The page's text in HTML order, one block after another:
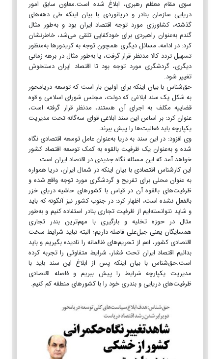
سوی مقام معظم رهبری، ابلاغ شده است.معاون سابق امور
دریایی سازمان بنادر و دریانوردی با بیان اینکه طی دهه‌های
گذشته، کشاورزی مورد توجه اقتصاد ایران بود و به‌طور مثال
گندم به‌عنوان راهبردی برای خودکفایی تلقی می‌شد، خاطرنشان
کرد: در ادامه، مسائل دیگری همچون توجه به کریدورها به‌منظور
تسهیل تردد کالا مدنظر قرار گرفت، یا به‌طور مثال در برهه‌ زمانی
دیگری، گردشگری مورد توجه بود تا اقتصاد ایران دستخوش
تغییر شود.
حق‌شناس با بیان اینکه برای اولین بار است که توسعه دریامحور
به شکل یک سند ابلاغی که دولت، مجلس شورای اسلامی و قوه
قضاییه مکلف به اجرای آن هستند، مدنظر قرار گرفته است،
عنوان کرد: بر اساس این سند ابلاغی قوای سه‌گانه تحت مدیریت
یکپارچه باید فعالیت‌ها را پیش ببرند.
وی افزود: در این سند به دریا به‌عنوان عامل توسعه اقتصادی نگاه
شده و به‌عنوان یک ظرفیت بالقوه به کمک توسعه اقتصاد کشور
خواهد آمد که این مسئله نگاه جدیدی در اقتصاد ایران است.
این کارشناس اقتصادی با بیان اینکه در شمال ایران، دریا همواره
به عنوان محلی برای تفریح و گردشگری مورد توجه واقع شده و
ظرفیت‌های بالقوه آن در قیاس با کشورهای حاشیه دریای خزر
بالفعل نشده است، اظهار کرد: در جنوب کشور نیز آنگونه که باید
و شاید نتوانسته‌ایم از ظرفیت تجاری بنادر استفاده کنیم و به‌طور
مثال در حوزه تخلیه و بارگیری با مهم‌ترین بندر تجاری
همسایگان یعنی جبل‌علی فاصله داریم؛ البته نباید شرایط سخت
اقتصادی کشور، اعم از تحریم‌های ظالمانه را نادیده بگیریم و باید
بدانیم اقتصاد ایران تحت فشار، شرایط متفاوتی را تجربه کرده
است.حق‌شناس با بیان اینکه پس از ابلاغ این سند باید با
مدیریت یکپارچه شرایط را پیش ببریم و فاصله اقتصادی
ظرفیت‌های دریایی و بندری خود را با کشورهای منطقه کم کنیم.